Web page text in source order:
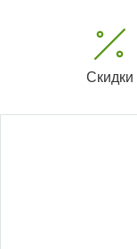
Скидки